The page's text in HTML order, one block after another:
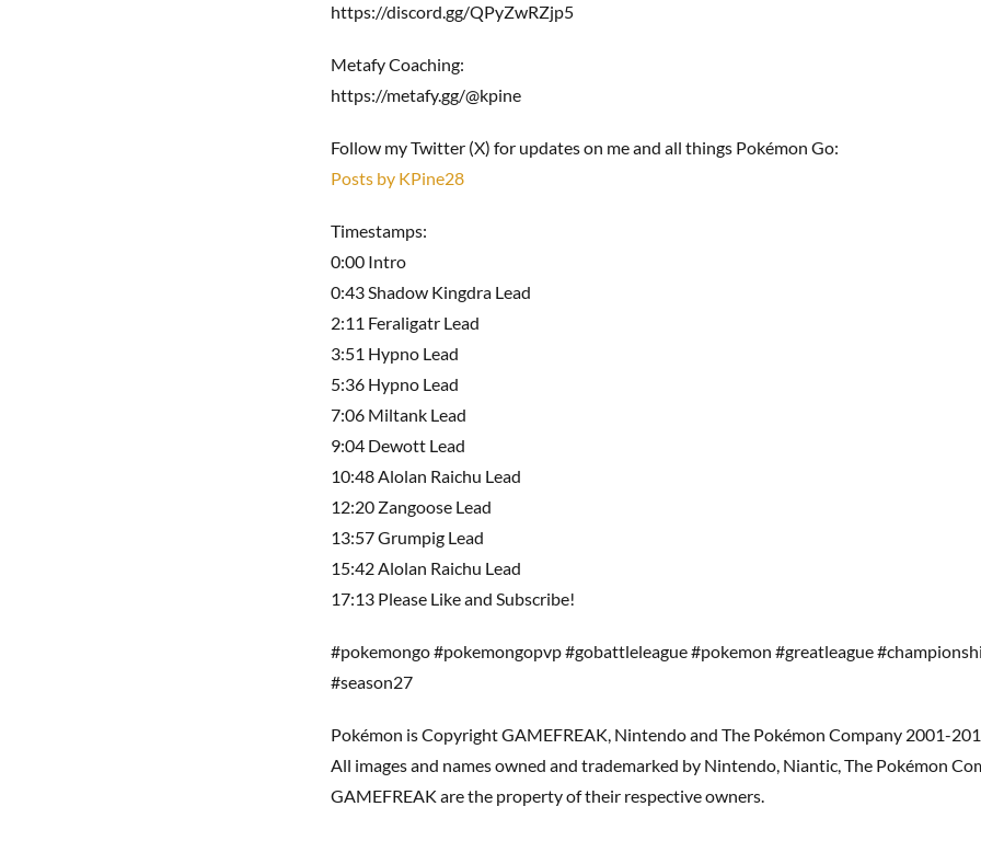
https://discord.gg/QPyZwRZjp5
Metafy Coaching:
https://metafy.gg/@kpine
Follow my Twitter (X) for updates on me and all things Pokémon Go:
Posts by KPine28
Timestamps:
0:00 Intro
0:43 Shadow Kingdra Lead
2:11 Feraligatr Lead
3:51 Hypno Lead
5:36 Hypno Lead
7:06 Miltank Lead
9:04 Dewott Lead
10:48 Alolan Raichu Lead
12:20 Zangoose Lead
13:57 Grumpig Lead
15:42 Alolan Raichu Lead
17:13 Please Like and Subscribe!
#pokemongo #pokemongopvp #gobattleleague #pokemon #greatleague
#season27
Pokémon is Copyright GAMEFREAK, Nintendo and The Pokémon Company 2001-
All images and names owned and trademarked by Nintendo, Niantic, The Pokémon
GAMEFREAK are the property of their respective owners.